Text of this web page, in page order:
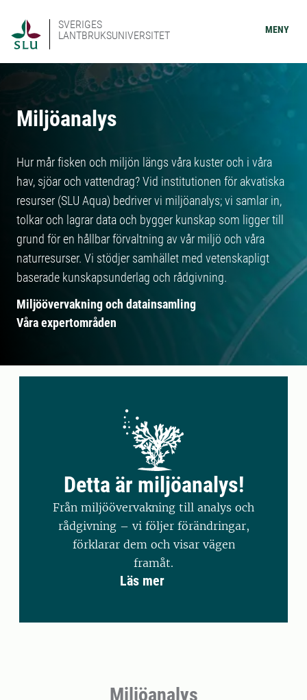
SVERIGES
LANTBRUKSUNIVERSITET
MENY
Miljöanalys
Hur mår fisken och miljön längs våra kuster och i våra
hav, sjöar och vattendrag? Vid institutionen för akvatiska
resurser (SLU Aqua) bedriver vi miljöanalys; vi samlar in,
tolkar och lagrar data och bygger kunskap som ligger till
grund för en hållbar förvaltning av vår miljö och våra
naturresurser. Vi stödjer samhället med vetenskapligt
baserade kunskapsunderlag och rådgivning.
Miljöövervakning och datainsamling
Våra expertområden
Detta är miljöanalys!
Från miljöövervakning till analys och
rådgivning – vi följer förändringar,
förklarar dem och visar vägen
framåt.
Läs mer
Miljöanalys